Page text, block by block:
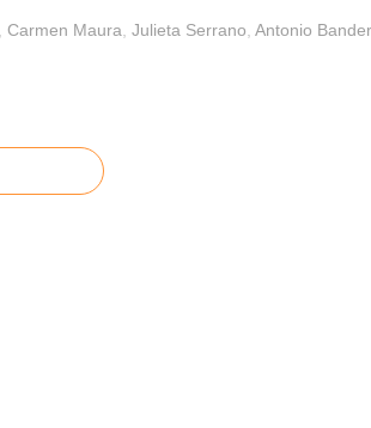
Carmen Maura Julieta Serrano Antonio